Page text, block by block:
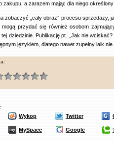
zakupu, a zarazem mając dla niego określony
zobaczyć „cały obraz” procesu sprzedaży,
mogą przydać się również osobom
dziedzinie. Publikację pt. „Jak nie
językiem, dlatego nawet zupełny laik
Wykop Twitter
MySpace Google